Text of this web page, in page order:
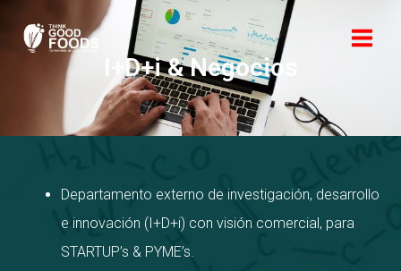
contenido
I+D+i & Negocios
Departamento externo de investigación, desarrollo
e innovación (I+D+i) con visión comercial, para
STARTUP’s & PYME’s.